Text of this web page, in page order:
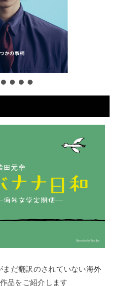
だ翻訳のされていない海外
品をご紹介します